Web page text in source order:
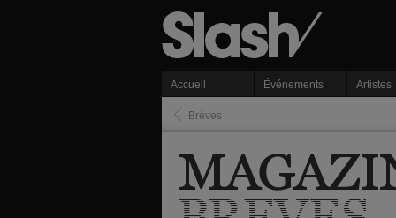
Accueil Événements Artistes
Brèves